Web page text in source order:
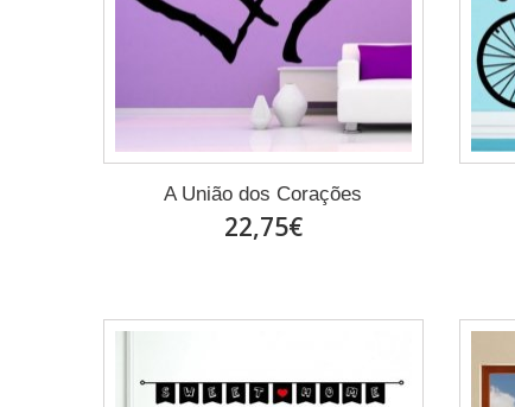
A União dos Corações
22,75€